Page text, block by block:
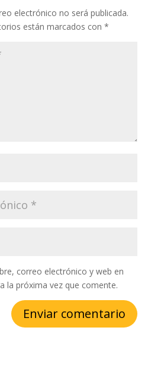
electrónico no será publicada.
están marcados con *
correo electrónico y web en
la próxima vez que comente.